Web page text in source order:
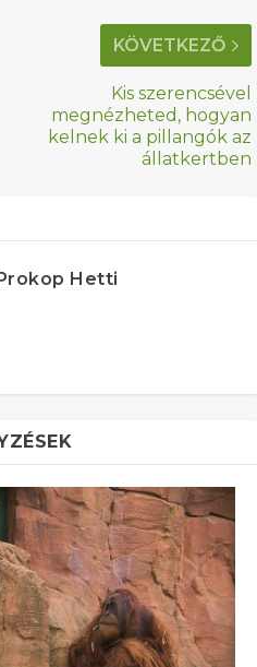
KÖVETKEZŐ
Kis szerencsével
megnézheted, hogyan
kelnek ki a pillangók az
állatkertben
Hetti